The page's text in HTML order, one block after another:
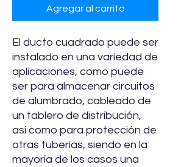
Agregar al carrito
El ducto cuadrado puede ser
instalado en una variedad de
aplicaciones, como puede
ser para almacenar circuitos
de alumbrado, cableado de
un tablero de distribución,
así como para protección de
otras tuberías, siendo en la
mayoría de los casos una